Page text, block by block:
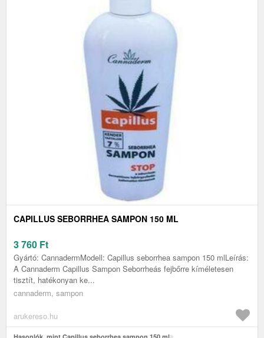
CAPILLUS SEBORRHEA SAMPON 150 ML
3 760 Ft
Gyártó: CannadermModell: Capillus seborrhea sampon 150 mlLeírás:
A Cannaderm Capillus Sampon Seborrheás fejbőrre kíméletesen
tisztít, hatékonyan ke...
cannaderm, sampon
arukereso.hu